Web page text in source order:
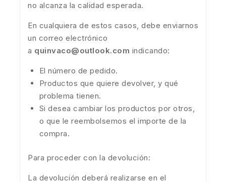
no alcanza la calidad esperada.
En cualquiera de estos casos, debe enviarnos
un correo electrónico
a quinvaco@outlook.com indicando:
El número de pedido.
Productos que quiere devolver, y qué
problema tienen.
Si desea cambiar los productos por otros,
o que le reembolsemos el importe de la
compra.
Para proceder con la devolución:
La devolución deberá realizarse en el